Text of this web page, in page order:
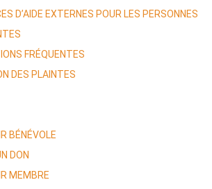
D’AIDE EXTERNES POUR LES PERSONNES
FRÉQUENTES
DES PLAINTES
BÉNÉVOLE
DON
MEMBRE